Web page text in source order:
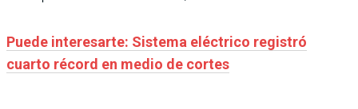
Puede interesarte: Sistema eléctrico registró
cuarto récord en medio de cortes